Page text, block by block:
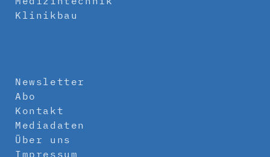
Klinikbau
Newsletter
Abo
Kontakt
Mediadaten
Über uns
Impressum